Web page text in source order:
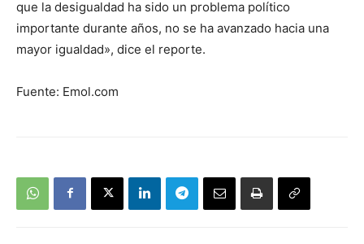
que la desigualdad ha sido un problema político
importante durante años, no se ha avanzado hacia una
mayor igualdad», dice el reporte.
Fuente: Emol.com